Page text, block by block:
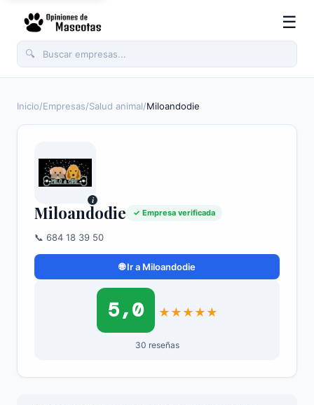
🔍
☰
Inicio/Empresas/Salud animal/Miloandodie
i
Miloandodie ✓ Empresa verificada
📞 684 18 39 50
🌐 Ir a Miloandodie
5,0 ★ ★ ★ ★ ★
30 reseñas